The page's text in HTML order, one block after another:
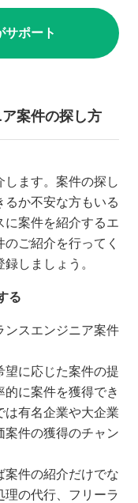
サポート
案件の探し方
ます。案件の探し
か不安な方もいる
に案件を紹介するエ
ご紹介を行ってく
しましょう。
る
ンスエンジニア案件
望に応じた案件の提
に案件を獲得でき
は有名企業や大企業
案件の獲得のチャン
案件の紹介だけでな
理の代行、フリーラ